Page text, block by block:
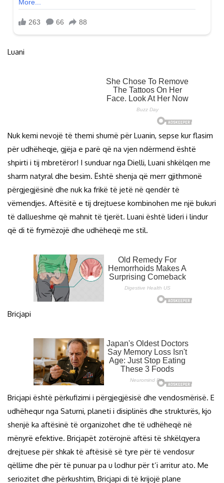
Luani
Nuk kemi nevojë të themi shumë për Luanin, sepse kur flasim
për udhëheqje, gjëja e parë që na vjen ndërmend është
shpirti i tij mbretëror! I sunduar nga Dielli, Luani shkëlqen me
sharm natyral dhe besim. Është shenja që merr gjithmonë
përgjegjësinë dhe nuk ka frikë të jetë në qendër të
vëmendjes. Aftësitë e tij drejtuese kombinohen me një bukuri
të dallueshme që mahnit të tjerët. Luani është lideri i lindur
që di të frymëzojë dhe udhëheqë me stil.
Bricjapi
Bricjapi është përkufizimi i përgjegjësisë dhe vendosmërisë. E
udhëhequr nga Saturni, planeti i disiplinës dhe strukturës, kjo
shenjë ka aftësinë të organizohet dhe të udhëheqë në
mënyrë efektive. Bricjapët zotërojnë aftësi të shkëlqyera
drejtuese për shkak të aftësisë së tyre për të vendosur
qëllime dhe për të punuar pa u lodhur për t’i arritur ato. Me
seriozitet dhe përkushtim, Bricjapi di të krijojë plane